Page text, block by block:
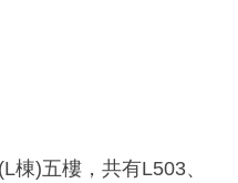
棟)五樓，共有L503、